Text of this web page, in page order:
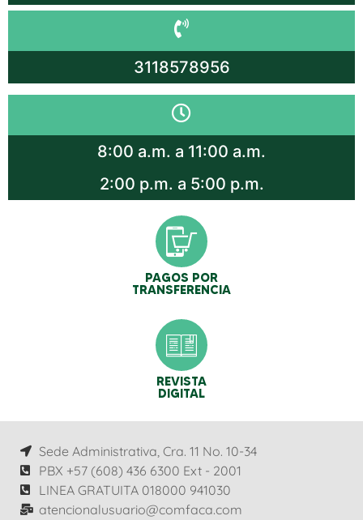
3118578956
8:00 a.m. a 11:00 a.m.
2:00 p.m. a 5:00 p.m.
PAGOS POR
TRANSFERENCIA
REVISTA
DIGITAL
Sede Administrativa, Cra. 11 No. 10-34
PBX +57 (608) 436 6300 Ext - 2001
LINEA GRATUITA 018000 941030
atencionalusuario@comfaca.com